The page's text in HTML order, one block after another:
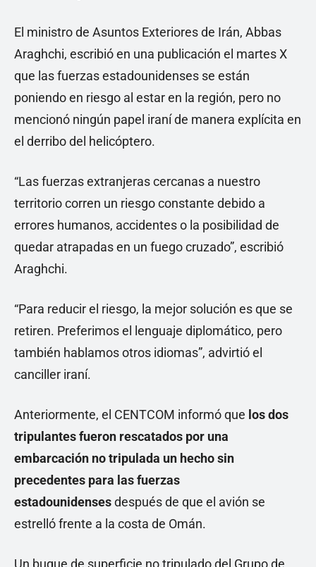
El ministro de Asuntos Exteriores de Irán, Abbas
Araghchi, escribió en una publicación el martes X
que las fuerzas estadounidenses se están
poniendo en riesgo al estar en la región, pero no
mencionó ningún papel iraní de manera explícita en
el derribo del helicóptero.
“Las fuerzas extranjeras cercanas a nuestro
territorio corren un riesgo constante debido a
errores humanos, accidentes o la posibilidad de
quedar atrapadas en un fuego cruzado”, escribió
Araghchi.
“Para reducir el riesgo, la mejor solución es que se
retiren. Preferimos el lenguaje diplomático, pero
también hablamos otros idiomas”, advirtió el
canciller iraní.
Anteriormente, el CENTCOM informó que los dos
tripulantes fueron rescatados por una
embarcación no tripulada un hecho sin
precedentes para las fuerzas
estadounidensesdespués de que el avión se
estrelló frente a la costa de Omán.
Un buque de superficie no tripulado del Grupo de